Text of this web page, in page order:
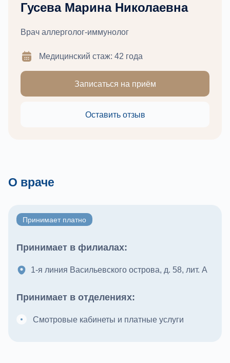
Гусева Марина Николаевна
Врач аллерголог-иммунолог
Медицинский стаж: 42 года
Записаться на приём
Оставить отзыв
О враче
Принимает в филиалах:
1-я линия Васильевского острова, д. 58, лит. А
Принимает в отделениях:
Смотровые кабинеты и платные услуги
Принимает платно